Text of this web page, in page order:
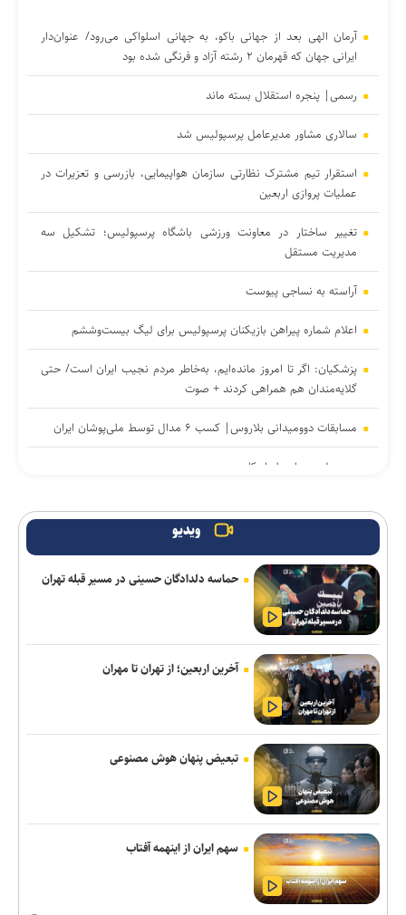
آرمان الهی بعد از جهانی باکو، به جهانی اسلواکی می‌رود/ عنوان‌دار
ایرانی جهان که قهرمان ۲ رشته آزاد و فرنگی شده بود
رسمی| پنجره استقلال بسته ماند
سالاری مشاور مدیرعامل پرسپولیس شد
استقرار تیم مشترک نظارتی سازمان هواپیمایی، بازرسی و تعزیرات در
عملیات پروازی اربعین
تغییر ساختار در معاونت ورزشی باشگاه پرسپولیس؛ تشکیل سه
مدیریت مستقل
آراسته به نساجی پیوست
اعلام شماره پیراهن بازیکنان پرسپولیس برای لیگ بیست‌وششم
پزشکیان: اگر تا امروز مانده‌ایم، به‌خاطر مردم نجیب ایران است/ حتی
گلایه‌مندان هم همراهی کردند + صوت
مسابقات دوومیدانی بلاروس| کسب ۶ مدال توسط ملی‌پوشان ایران
عیسی‌لو به چادرملو اردکان پیوست
ربیعی سرمربی شاهین بندرعامری شد
دو پیش‌شرط توسعه پالایشگاه‌های کوچک‌مقیاس/ راز کلید گذار از
صنعت پالایش سنتی به صنایع پیشرفته انرژی چیست؟
مذاکرات ایران-عمان درباره تنگه هرمز ادامه دارد/ بیانیه مشترک در
مرحله تدوین نهایی
نشست وزیران خارجه مصر، ترکیه، پاکستان و عربستان با محوریت
تحولات منطقه
سازمان ملل: طرف‌ها را به مذاکره درباره تنگه هرمز تشویق می‌کنیم
دستگیری ۸ نفر از اشرار مسلح شاخص و مرتبطین گروهک‌های
تروریستی
انصارالله حمله به یک نفتکش عربستان را تأیید کرد
ویدیو
حماسه دلدادگان حسینی در مسیر قبله تهران
آخرین اربعین؛ از تهران تا مهران
تبعیض پنهان هوش مصنوعی
سهم ایران از اینهمه آفتاب